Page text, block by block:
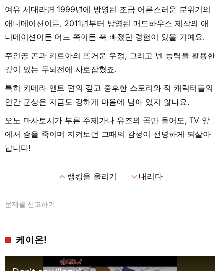
여유 세대라면 1999년에 방영된 조금 어른스러운 분위기의
애니메이션이든, 2011년부터 방영된 매드하우스 제작의 애
니메이션이든 어느 쪽이든 푹 빠졌던 경험이 있을 거예요.
주인공 곤과 키르아의 뜨거운 우정, 그리고 넨 능력을 활용한
깊이 있는 두뇌전에 사로잡혔죠.
특히 키메라 앤트 편의 깊고 중후한 스토리와 적 캐릭터들의
인간 군상은 지금도 강하게 마음에 남아 있지 않나요.
오노 마사토시가 부른 주제가나 유즈의 곡만 들어도, TV 앞
에서 숨을 죽이며 지켜보던 그때의 감정이 선명하게 되살아
납니다!
expand_less랭킹을 올리기 expand_more내리다
문제를 신고하기
케이온!